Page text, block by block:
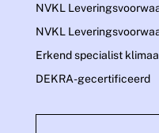
NVKL
NVKL
Erkend specialist
DEKRA-gecertificeerd